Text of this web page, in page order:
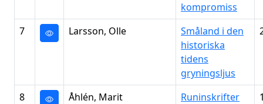
kompromiss
7 Larsson, Olle
Småland i den
historiska
tidens
gryningsljus
8 Åhlén, Marit Runinskrifter